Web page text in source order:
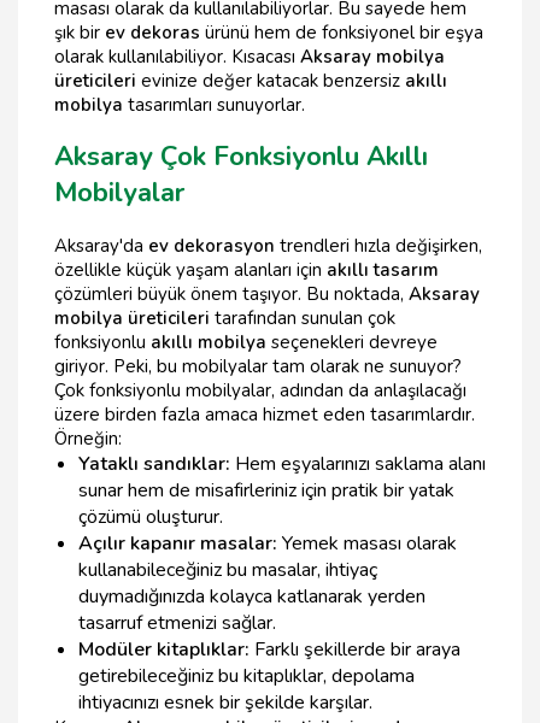
masası olarak da kullanılabiliyorlar. Bu sayede hem
şık bir ev dekoras ürünü hem de fonksiyonel bir eşya
olarak kullanılabiliyor. Kısacası Aksaray mobilya
üreticileri evinize değer katacak benzersiz akıllı
mobilya tasarımları sunuyorlar.
Aksaray Çok Fonksiyonlu Akıllı
Mobilyalar
Aksaray'da ev dekorasyon trendleri hızla değişirken,
özellikle küçük yaşam alanları için akıllı tasarım
çözümleri büyük önem taşıyor. Bu noktada, Aksaray
mobilya üreticileri tarafından sunulan çok
fonksiyonlu akıllı mobilya seçenekleri devreye
giriyor. Peki, bu mobilyalar tam olarak ne sunuyor?
Çok fonksiyonlu mobilyalar, adından da anlaşılacağı
üzere birden fazla amaca hizmet eden tasarımlardır.
Örneğin:
Yataklı sandıklar: Hem eşyalarınızı saklama alanı
sunar hem de misafirleriniz için pratik bir yatak
çözümü oluşturur.
Açılır kapanır masalar: Yemek masası olarak
kullanabileceğiniz bu masalar, ihtiyaç
duymadığınızda kolayca katlanarak yerden
tasarruf etmenizi sağlar.
Modüler kitaplıklar: Farklı şekillerde bir araya
getirebileceğiniz bu kitaplıklar, depolama
ihtiyacınızı esnek bir şekilde karşılar.